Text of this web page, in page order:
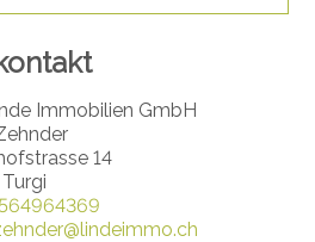
Immobilien GmbH
14